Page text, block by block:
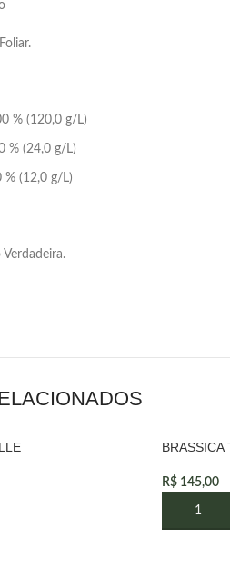
% (120,0 g/L)
% (24,0 g/L)
% (12,0 g/L)
BRASSICA
R$145,00